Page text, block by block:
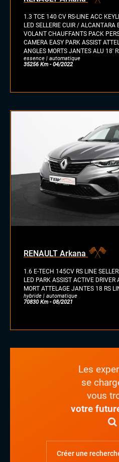
GPL
autre
1.3 TCE 140 CV RS-LINE ACC
LED SELLERIE CUIR / ALCANTARA
VOLANT CHAUFFANTS PACK
CAMERA EASY PARK ASSIST
ANGLES MORTS JANTES ALU 18'
essence | automatique
35256 Km - 04/2022
RENAULT Arkana
1.6 E-TECH 145CV RS LINE
LED PARK ASSIST ACTIVE DRIVER
MORT ATTELAGE JANTES 18 RS
hybride | automatique
70830 Km - 08/2021
Les
se
vous
votre
Créer une